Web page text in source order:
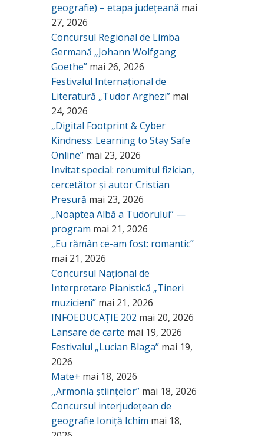
geografie) – etapa județeană mai
27, 2026
Concursul Regional de Limba
Germană „Johann Wolfgang
Goethe” mai 26, 2026
Festivalul Internațional de
Literatură „Tudor Arghezi” mai
24, 2026
„Digital Footprint & Cyber
Kindness: Learning to Stay Safe
Online” mai 23, 2026
Invitat special: renumitul fizician,
cercetător și autor Cristian
Presură mai 23, 2026
„Noaptea Albă a Tudorului” —
program mai 21, 2026
„Eu rămân ce-am fost: romantic”
mai 21, 2026
Concursul Național de
Interpretare Pianistică „Tineri
muzicieni” mai 21, 2026
INFOEDUCAȚIE 202 mai 20, 2026
Lansare de carte mai 19, 2026
Festivalul „Lucian Blaga” mai 19,
2026
Mate+ mai 18, 2026
,,Armonia științelor” mai 18, 2026
Concursul interjudețean de
geografie Ioniță Ichim mai 18,